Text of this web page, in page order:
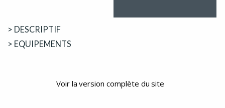
> DESCRIPTIF
> EQUIPEMENTS
Voir la version complète du site